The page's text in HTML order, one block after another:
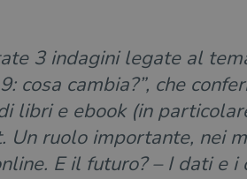
3 indagini legate al
cosa cambia?”, che
libri e ebook (in
Un ruolo importante, nei
E il futuro? – I dati e i